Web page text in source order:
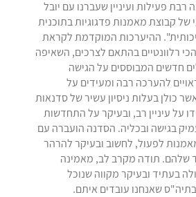
פעילות ועיניין שעברנו עם יובל
קבוצת מאמנות פדגוגיות בתוכנית
ההיערכות המוקדמת לקראת
רלוונטיים בהתאם לצרכים, השאיפה
חדשים המבוססים על הגישה
להערכה רבה ומעידים על
כולן בעלות ניסיון עשיר של סדנאות
על עיניין רב, ובעיקר על התחדשות
בגישה ובכליה. הסדנה הועברה עם
לפעול, לחשוב ובעיקר להרהר
תודה מקרב לב, מאמינה
בעתיד ובעיקר מקווה שנוכל
שאנחנו עובדים איתם.